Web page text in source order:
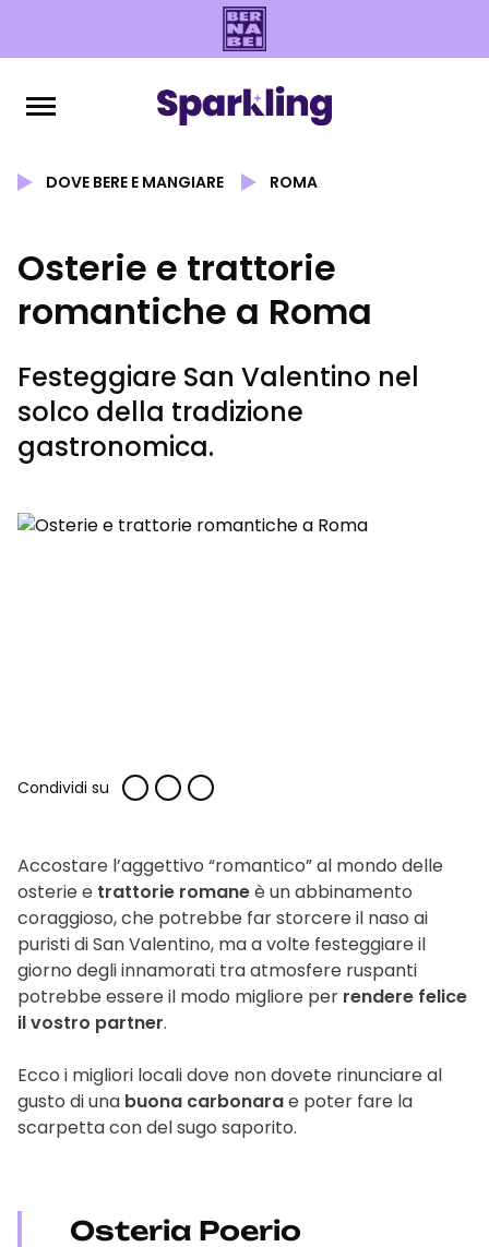
DOVE BERE E MANGIARE ROMA
Osterie e trattorie
romantiche a Roma
Festeggiare San Valentino nel
solco della tradizione
gastronomica.
Condividi su
Accostare l’aggettivo “romantico” al mondo delle
osterie e trattorie romaneè un abbinamento
coraggioso, che potrebbe far storcere il naso ai
puristi di San Valentino, ma a volte festeggiare il
giorno degli innamorati tra atmosfere ruspanti
potrebbe essere il modo migliore per rendere felice
il vostro partner.
Ecco i migliori locali dove non dovete rinunciare al
gusto di una buona carbonarae poter fare la
scarpetta con del sugo saporito.
Osteria Poerio